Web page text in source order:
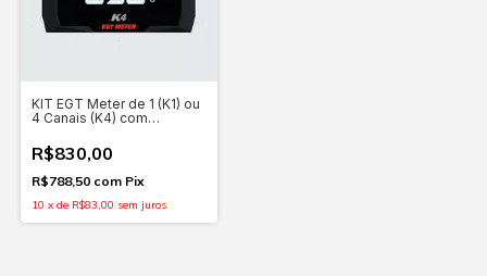
KIT EGT Meter de 1 (K1) ou
4 Canais (K4) com
Gráfico OLED 1,3" +
Chicote
R$830,00
R$788,50 com Pix
10 x de R$83,00 sem juros